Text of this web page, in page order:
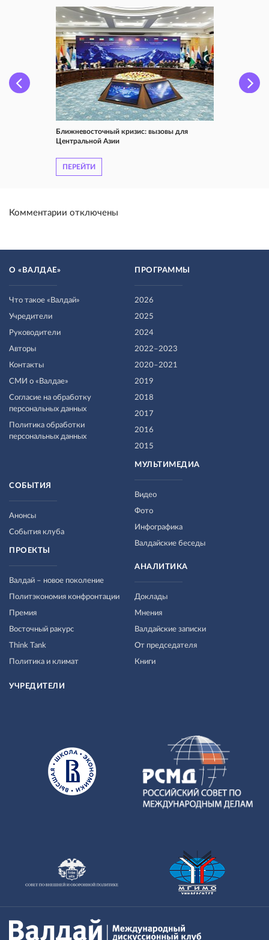
Ближневосточный кризис: вызовы для
Центральной Азии
ПЕРЕЙТИ
Комментарии отключены
О «ВАЛДАЕ»
Что такое «Валдай»
Учредители
Руководители
Авторы
Контакты
СМИ о «Валдае»
Согласие на обработку
персональных данных
Политика обработки
персональных данных
ПРОГРАММЫ
2026
2025
2024
2022–2023
2020–2021
2019
2018
2017
2016
2015
МУЛЬТИМЕДИА
Видео
Фото
Инфографика
Валдайские беседы
СОБЫТИЯ
Анонсы
События клуба
ПРОЕКТЫ
Валдай – новое поколение
Политэкономия конфронтации
Премия
Восточный ракурс
Think Tank
Политика и климат
АНАЛИТИКА
Доклады
Мнения
Валдайские записки
От председателя
Книги
УЧРЕДИТЕЛИ